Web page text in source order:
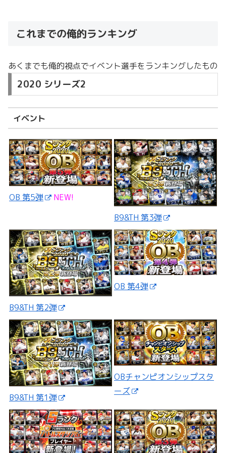
これまでの俺的ランキング
あくまでも俺的視点でイベント選手をランキングしたもの
2020 シリーズ2
イベント
OB 第5弾
NEW!
B9&TH 第3弾
B9&TH 第2弾
OB 第4弾
B9&TH 第1弾
OBチャンピオンシップスタ
ーズ